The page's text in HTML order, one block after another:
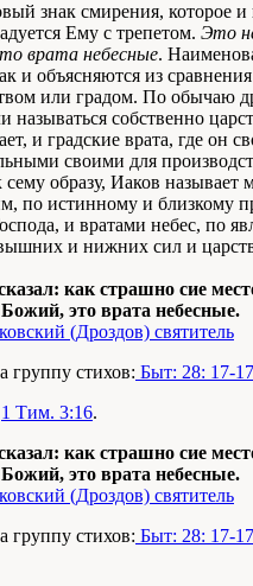
знак смирения, которое
Ему с трепетом. Это
врата небесные.
и объясняются из
или градом. По обычаю
называться собственно
и градские врата, где он
своими для
образу, Иаков называет
по истинному и близкому
и вратами небес, по
и нижних сил и
как страшно сие
это врата небесные.
(Дроздов) святитель
группу стихов: Быт: 28: 17-17
1 Тим. 3:16.
как страшно сие
это врата небесные.
(Дроздов) святитель
группу стихов: Быт: 28: 17-17